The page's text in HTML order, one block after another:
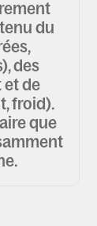
du
des
de
froid).
que